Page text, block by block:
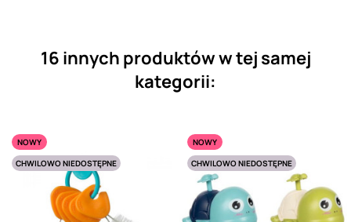
16 innych produktów w tej samej
kategorii:
NOWY
CHWILOWO NIEDOSTĘPNE
NOWY
CHWILOWO NIEDOSTĘPNE